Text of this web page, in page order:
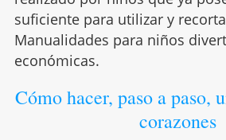
suficiente para utilizar y
Manualidades para niños
económicas.
Cómo hacer, paso a paso,
corazones